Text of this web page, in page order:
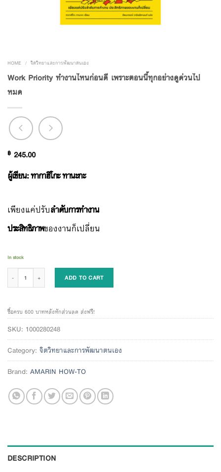
HOME / จิตวิทยาและการพัฒนาตนเอง
Work Priority ทํางานไหนก่อนดี เพราะตอนนี้ทุกอย่างดูด่วนไป
หมด
฿ 245.00
ผู้เขียน: ทากาฮิโกะ ทานะกะ
เพียงแค่ปรับลำดับการทำงาน
ประสิทธิภาพของงานก็เปลี่ยน
In stock
ADD TO CART
ซื้อครบ 600 บาทหลังหักส่วนลด ส่งฟรี!
SKU: 1000280248
Category: จิตวิทยาและการพัฒนาตนเอง
Brand: AMARIN HOW-TO
DESCRIPTION